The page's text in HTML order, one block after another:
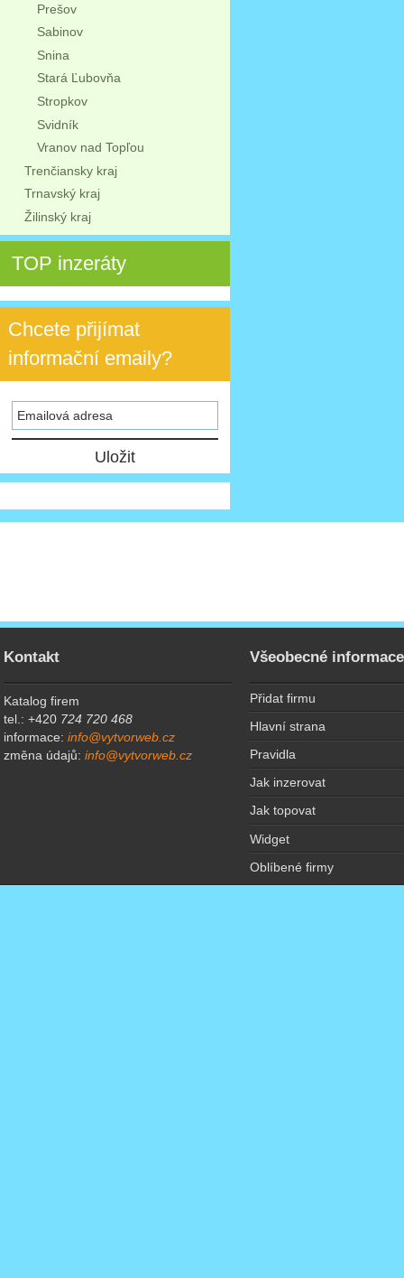
Prešov
Sabinov
Snina
Stará Ľubovňa
Stropkov
Svidník
Vranov nad Topľou
Trenčiansky kraj
Trnavský kraj
Žilinský kraj
TOP inzeráty
Chcete přijímat
informační emaily?
Kontakt
Katalog firem
tel.: +420 724 720 468
informace:info@vytvorweb.cz
změna údajů:info@vytvorweb.cz
Všeobecné informace
Přidat firmu
Hlavní strana
Pravidla
Jak inzerovat
Jak topovat
Widget
Oblíbené firmy